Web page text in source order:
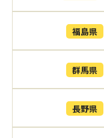
福島県
群馬県
長野県